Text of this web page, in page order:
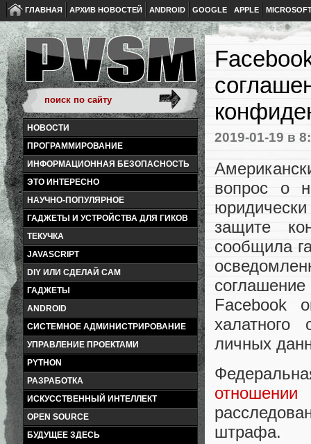
ГЛАВНАЯ АРХИВ НОВОСТЕЙ ANDROID GOOGLE APPLE
НОВОСТИ
ПРОГРАММИРОВАНИЕ
ИНФОРМАЦИОННАЯ БЕЗОПАСНОСТЬ
ЭТО ИНТЕРЕСНО
НАУЧНО-ПОПУЛЯРНОЕ
ГАДЖЕТЫ И УСТРОЙСТВА ДЛЯ ГИКОВ
ТЕКУЧКА
JAVASCRIPT
DIY ИЛИ СДЕЛАЙ САМ
ГАДЖЕТЫ
ANDROID
СИСТЕМНОЕ АДМИНИСТРИРОВАНИЕ
УПРАВЛЕНИЕ ПРОЕКТАМИ
PYTHON
РАЗРАБОТКА
ИСКУССТВЕННЫЙ ИНТЕЛЛЕКТ
OPEN SOURCE
БУДУЩЕЕ ЗДЕСЬ
2019-01-19 в
вопрос о
защите
сообщила
Facebook
халатного
личных
отношении
штрафа.